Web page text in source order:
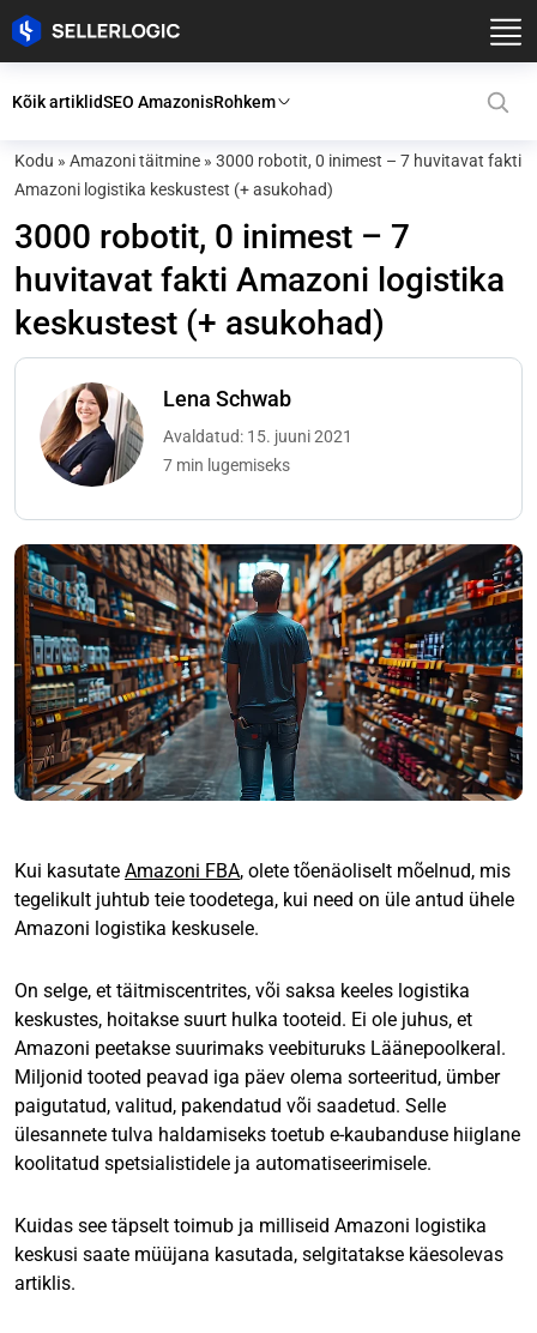
Kõik artiklidSEO AmazonisRohkem
Kodu » Amazoni täitmine » 3000 robotit, 0 inimest – 7 huvitavat fakti
Amazoni logistika keskustest (+ asukohad)
3000 robotit, 0 inimest – 7
huvitavat fakti Amazoni logistika
keskustest (+ asukohad)
Lena Schwab
Avaldatud: 15. juuni 2021
7 min lugemiseks
Kui kasutate Amazoni FBA, olete tõenäoliselt mõelnud, mis
tegelikult juhtub teie toodetega, kui need on üle antud ühele
Amazoni logistika keskusele.
On selge, et täitmiscentrites, või saksa keeles logistika
keskustes, hoitakse suurt hulka tooteid. Ei ole juhus, et
Amazoni peetakse suurimaks veebituruks Läänepoolkeral.
Miljonid tooted peavad iga päev olema sorteeritud, ümber
paigutatud, valitud, pakendatud või saadetud. Selle
ülesannete tulva haldamiseks toetub e-kaubanduse hiiglane
koolitatud spetsialistidele ja automatiseerimisele.
Kuidas see täpselt toimub ja milliseid Amazoni logistika
keskusi saate müüjana kasutada, selgitatakse käesolevas
artiklis.